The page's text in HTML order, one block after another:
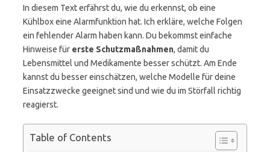
In diesem Text erfährst du, wie du erkennst, ob eine
Kühlbox eine Alarmfunktion hat. Ich erkläre, welche Folgen
ein fehlender Alarm haben kann. Du bekommst einfache
Hinweise für erste Schutzmaßnahmen, damit du
Lebensmittel und Medikamente besser schützt. Am Ende
kannst du besser einschätzen, welche Modelle für deine
Einsatzzwecke geeignet sind und wie du im Störfall richtig
reagierst.
Table of Contents